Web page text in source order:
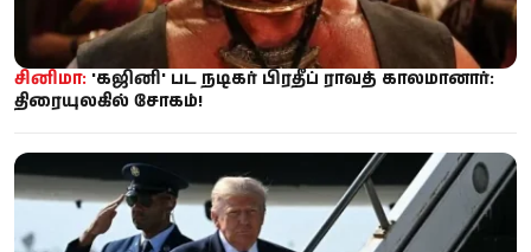
சினிமா: 'கஜினி' பட நடிகர் பிரதீப் ராவத் காலமானார்:
திரையுலகில் சோகம்!